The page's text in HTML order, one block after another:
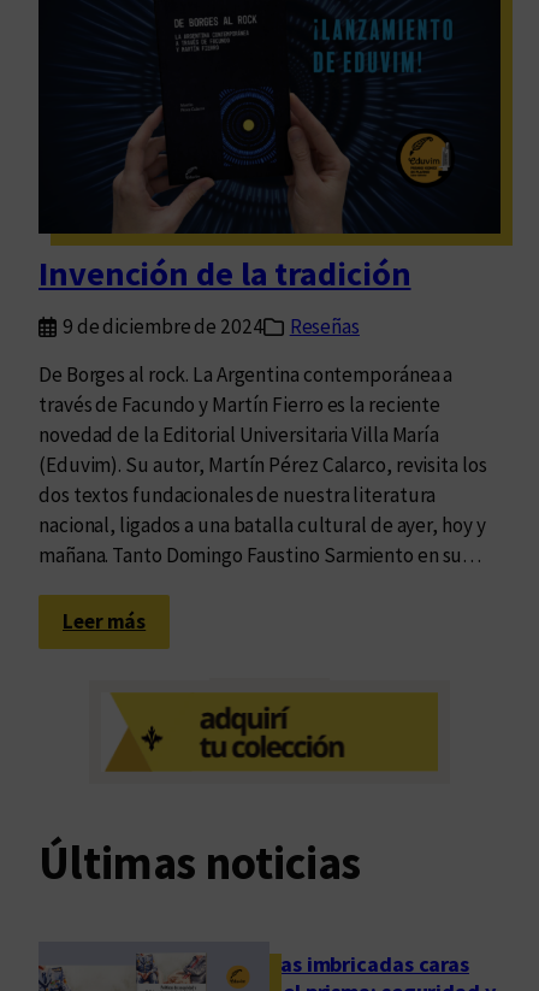
Invención de la tradición
9 de diciembre de 2024
Reseñas
De Borges al rock. La Argentina contemporánea a
través de Facundo y Martín Fierro es la reciente
novedad de la Editorial Universitaria Villa María
(Eduvim). Su autor, Martín Pérez Calarco, revisita los
dos textos fundacionales de nuestra literatura
nacional, ligados a una batalla cultural de ayer, hoy y
mañana. Tanto Domingo Faustino Sarmiento en su…
Leer más:
I
e
n
ó
e
l
Últimas noticias
Las imbricadas caras